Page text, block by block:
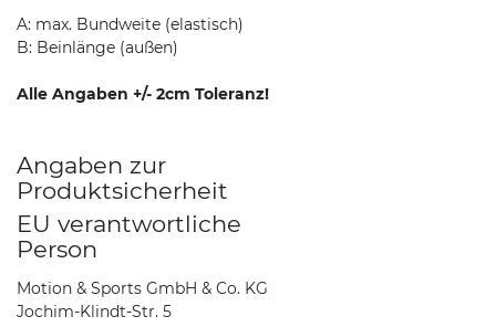
A: max. Bundweite (elastisch)
B: Beinlänge (außen)
Alle Angaben +/- 2cm Toleranz!
Angaben zur
Produktsicherheit
EU verantwortliche
Person
Motion & Sports GmbH & Co. KG
Jochim-Klindt-Str. 5